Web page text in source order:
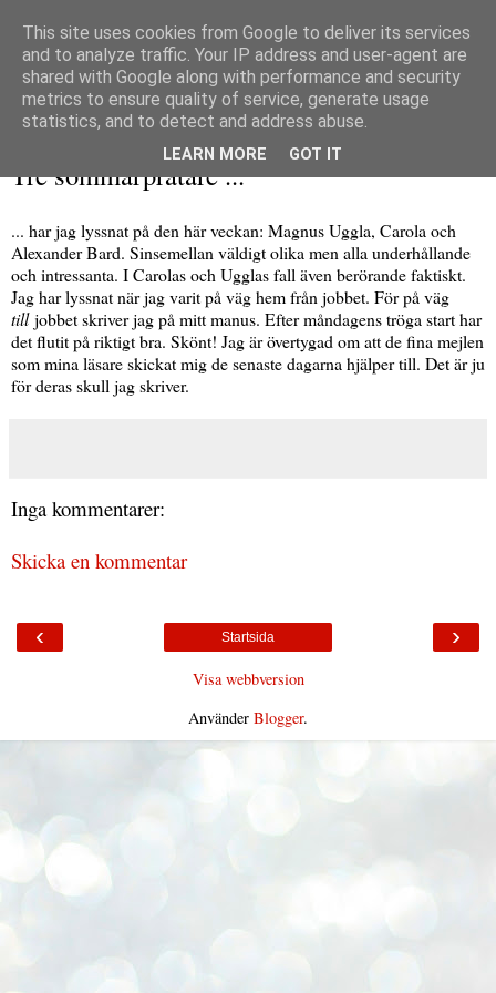
Tre sommarpratare ...
... har jag lyssnat på den här veckan: Magnus Uggla, Carola och
Alexander Bard. Sinsemellan väldigt olika men alla underhållande
och intressanta. I Carolas och Ugglas fall även berörande faktiskt.
Jag har lyssnat när jag varit på väg hem från jobbet. För på väg
tilljobbet skriver jag på mitt manus. Efter måndagens tröga start har
det flutit på riktigt bra. Skönt! Jag är övertygad om att de fina mejlen
som mina läsare skickat mig de senaste dagarna hjälper till. Det är ju
för deras skull jag skriver.
Inga kommentarer:
Skicka en kommentar
‹ ›
Startsida
Visa webbversion
Använder Blogger.
This site uses cookies from Google to deliver its services
and to analyze traffic. Your IP address and user-agent are
shared with Google along with performance and security
metrics to ensure quality of service, generate usage
statistics, and to detect and address abuse.
LEARN MORE GOT IT